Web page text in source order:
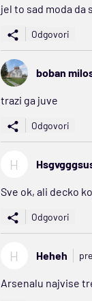
jel to sad moda da
Odgovori
boban
trazi ga juve
Odgovori
H
Sve ok, ali decko
Odgovori
H Heheh
Arsenalu najvise